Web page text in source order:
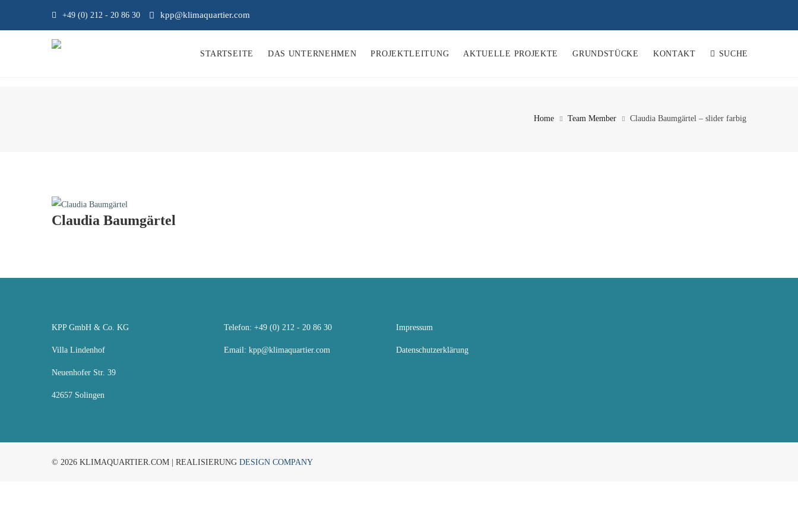
+49 (0) 212 - 20 86 30 kpp@klimaquartier.com
STARTSEITE DAS UNTERNEHMEN PROJEKTLEITUNG AKTUELLE PROJEKTE GRUNDSTÜCKE KONTAKT SUCHE
Home Team Member Claudia Baumgärtel – slider farbig
Claudia Baumgärtel
KPP GmbH & Co. KG
Villa Lindenhof
Neuenhofer Str. 39
42657 Solingen
Telefon: +49 (0) 212 - 20 86 30
Email: kpp@klimaquartier.com
Impressum
Datenschutzerklärung
© 2026 KLIMAQUARTIER.COM | REALISIERUNG DESIGN COMPANY